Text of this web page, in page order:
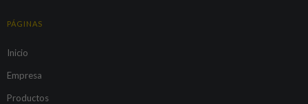
PÁGINAS
Inicio
Empresa
Productos